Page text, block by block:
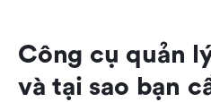
Công cụ quản
và tại sao bạn